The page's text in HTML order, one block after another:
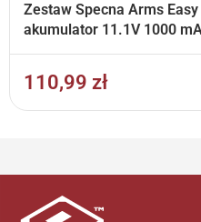
Zestaw Specna Arms
akumulator 11.1V 1000
110,99 zł